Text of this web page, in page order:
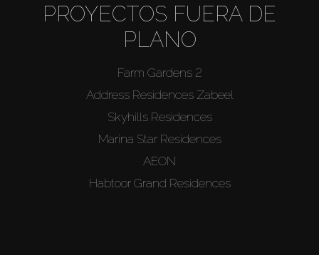
PROYECTOS FUERA DE
PLANO
Farm Gardens 2
Address Residences Zabeel
Skyhills Residences
Marina Star Residences
AEON
Habtoor Grand Residences